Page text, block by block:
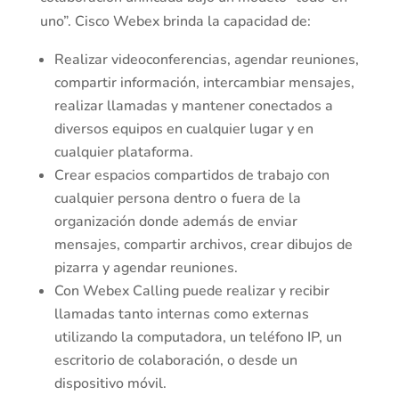
uno”. Cisco Webex brinda la capacidad de:
Realizar videoconferencias, agendar reuniones,
compartir información, intercambiar mensajes,
realizar llamadas y mantener conectados a
diversos equipos en cualquier lugar y en
cualquier plataforma.
Crear espacios compartidos de trabajo con
cualquier persona dentro o fuera de la
organización donde además de enviar
mensajes, compartir archivos, crear dibujos de
pizarra y agendar reuniones.
Con Webex Calling puede realizar y recibir
llamadas tanto internas como externas
utilizando la computadora, un teléfono IP, un
escritorio de colaboración, o desde un
dispositivo móvil.